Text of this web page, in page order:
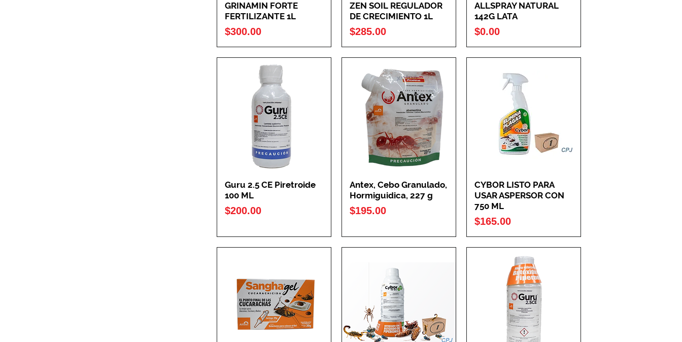
GRINAMIN FORTE
FERTILIZANTE 1L
Precio
$300.00
ZEN SOIL REGULADOR
DE CRECIMIENTO 1L
Precio
$285.00
ALLSPRAY NATURAL
142G LATA
Precio
$0.00
Guru 2.5 CE Piretroide
100 ML
Precio
$200.00
Antex, Cebo Granulado,
Hormiguidica, 227 g
Precio
$195.00
CYBOR LISTO PARA
USAR ASPERSOR CON
750 ML
Precio
$165.00